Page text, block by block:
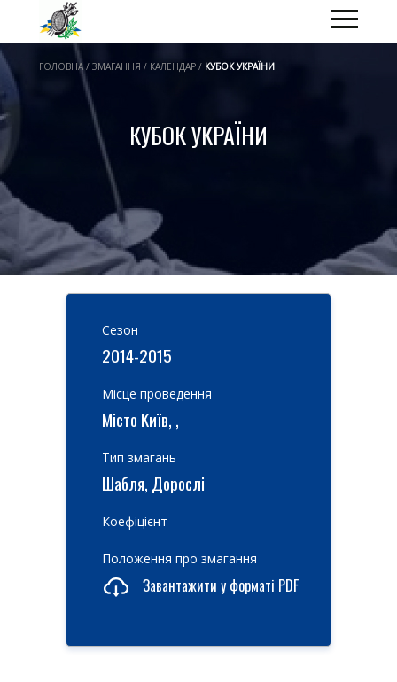
ГОЛОВНА / ЗМАГАННЯ / КАЛЕНДАР / КУБОК УКРАЇНИ
КУБОК УКРАЇНИ
Cезон
2014-2015
Місце проведення
Місто Київ, ,
Тип змагань
Шабля, Дорослі
Коефіцієнт
Положення про змагання
Завантажити у форматі PDF